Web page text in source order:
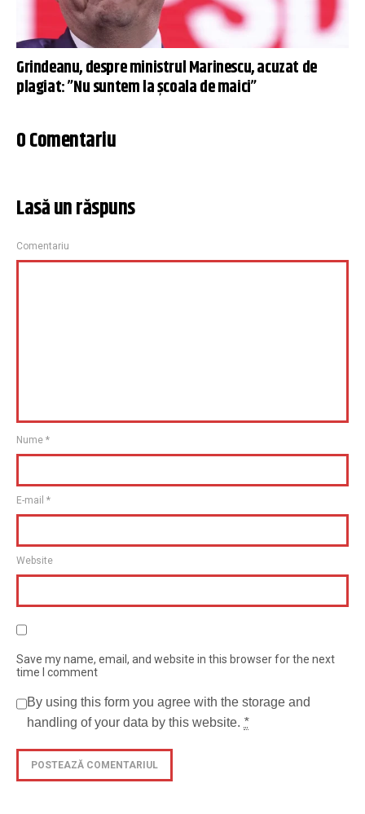
Grindeanu, despre ministrul Marinescu, acuzat de
plagiat: ”Nu suntem la şcoala de maici”
0 Comentariu
Lasă un răspuns
Comentariu
Nume *
E-mail *
Website
Save my name, email, and website in this browser for the next
time I comment
By using this form you agree with the storage and
handling of your data by this website. *